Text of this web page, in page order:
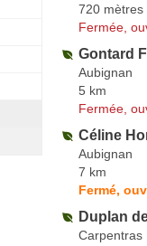
720 mètres
Fermée,
Gontard
Aubignan
5 km
Fermée,
Céline
Aubignan
7 km
Fermé,
Duplan
Carpentras